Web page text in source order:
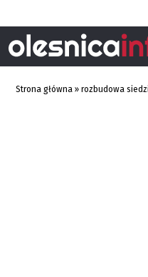
Strona główna »rozbudowa